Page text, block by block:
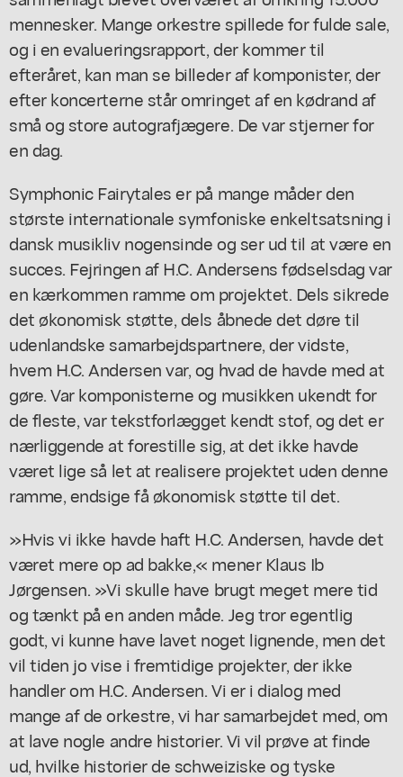
mennesker. Mange orkestre spillede for fulde sale,
og i en evalueringsrapport, der kommer til
efteråret, kan man se billeder af komponister, der
efter koncerterne står omringet af en kødrand af
små og store autografjægere. De var stjerner for
en dag.
Symphonic Fairytales er på mange måder den
største internationale symfoniske enkeltsatsning i
dansk musikliv nogensinde og ser ud til at være en
succes. Fejringen af H.C. Andersens fødselsdag var
en kærkommen ramme om projektet. Dels sikrede
det økonomisk støtte, dels åbnede det døre til
udenlandske samarbejdspartnere, der vidste,
hvem H.C. Andersen var, og hvad de havde med at
gøre. Var komponisterne og musikken ukendt for
de fleste, var tekstforlægget kendt stof, og det er
nærliggende at forestille sig, at det ikke havde
været lige så let at realisere projektet uden denne
ramme, endsige få økonomisk støtte til det.
»Hvis vi ikke havde haft H.C. Andersen, havde det
været mere op ad bakke,« mener Klaus Ib
Jørgensen. »Vi skulle have brugt meget mere tid
og tænkt på en anden måde. Jeg tror egentlig
godt, vi kunne have lavet noget lignende, men det
vil tiden jo vise i fremtidige projekter, der ikke
handler om H.C. Andersen. Vi er i dialog med
mange af de orkestre, vi har samarbejdet med, om
at lave nogle andre historier. Vi vil prøve at finde
ud, hvilke historier de schweiziske og tyske